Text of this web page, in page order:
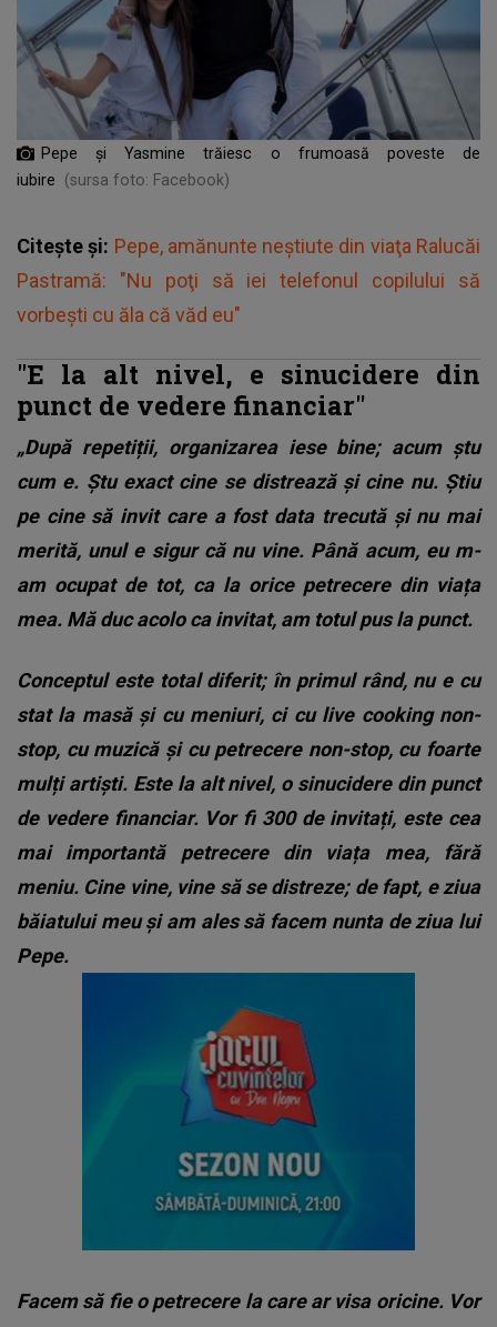
Pepe și Yasmine trăiesc o frumoasă poveste de
iubire
(sursa foto: Facebook)
Citește și: Pepe, amănunte neştiute din viaţa Ralucăi
Pastramă: "Nu poţi să iei telefonul copilului să
vorbeşti cu ăla că văd eu"
"E la alt nivel, e sinucidere din
punct de vedere financiar"
„După repetiții, organizarea iese bine; acum ștu
cum e. Ștu exact cine se distrează și cine nu. Știu
pe cine să invit care a fost data trecută și nu mai
merită, unul e sigur că nu vine. Până acum, eu m-
am ocupat de tot, ca la orice petrecere din viața
mea. Mă duc acolo ca invitat, am totul pus la punct.
Conceptul este total diferit; în primul rând, nu e cu
stat la masă și cu meniuri, ci cu live cooking non-
stop, cu muzică și cu petrecere non-stop, cu foarte
mulți artiști. Este la alt nivel, o sinucidere din punct
de vedere financiar. Vor fi 300 de invitați, este cea
mai importantă petrecere din viața mea, fără
meniu. Cine vine, vine să se distreze; de fapt, e ziua
băiatului meu și am ales să facem nunta de ziua lui
Pepe.
Facem să fie o petrecere la care ar visa oricine. Vor